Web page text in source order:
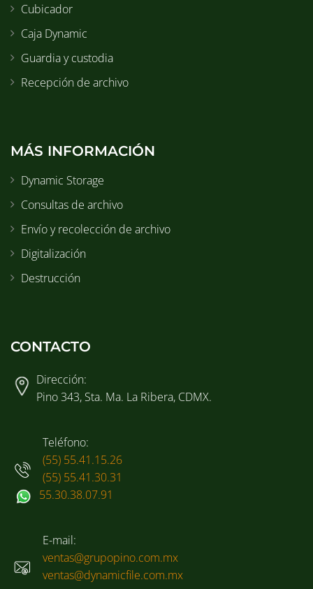
Cubicador
Caja Dynamic
Guardia y custodia
Recepción de archivo
MÁS INFORMACIÓN
Dynamic Storage
Consultas de archivo
Envío y recolección de archivo
Digitalización
Destrucción
CONTACTO
Dirección:
Pino 343, Sta. Ma. La Ribera, CDMX.
Teléfono:
(55) 55.41.15.26
(55) 55.41.30.31
55.30.38.07.91
E-mail:
ventas@grupopino.com.mx
ventas@dynamicfile.com.mx